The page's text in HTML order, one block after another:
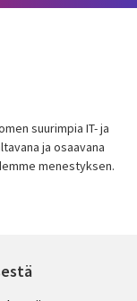
suurimpia IT- ja
ja osaavana
menestyksen.